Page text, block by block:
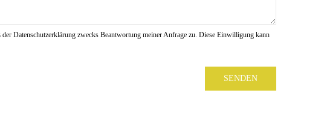
Datenschutzerklärung zwecks Beantwortung meiner Anfrage zu. Diese Einwilligung kann
SENDEN